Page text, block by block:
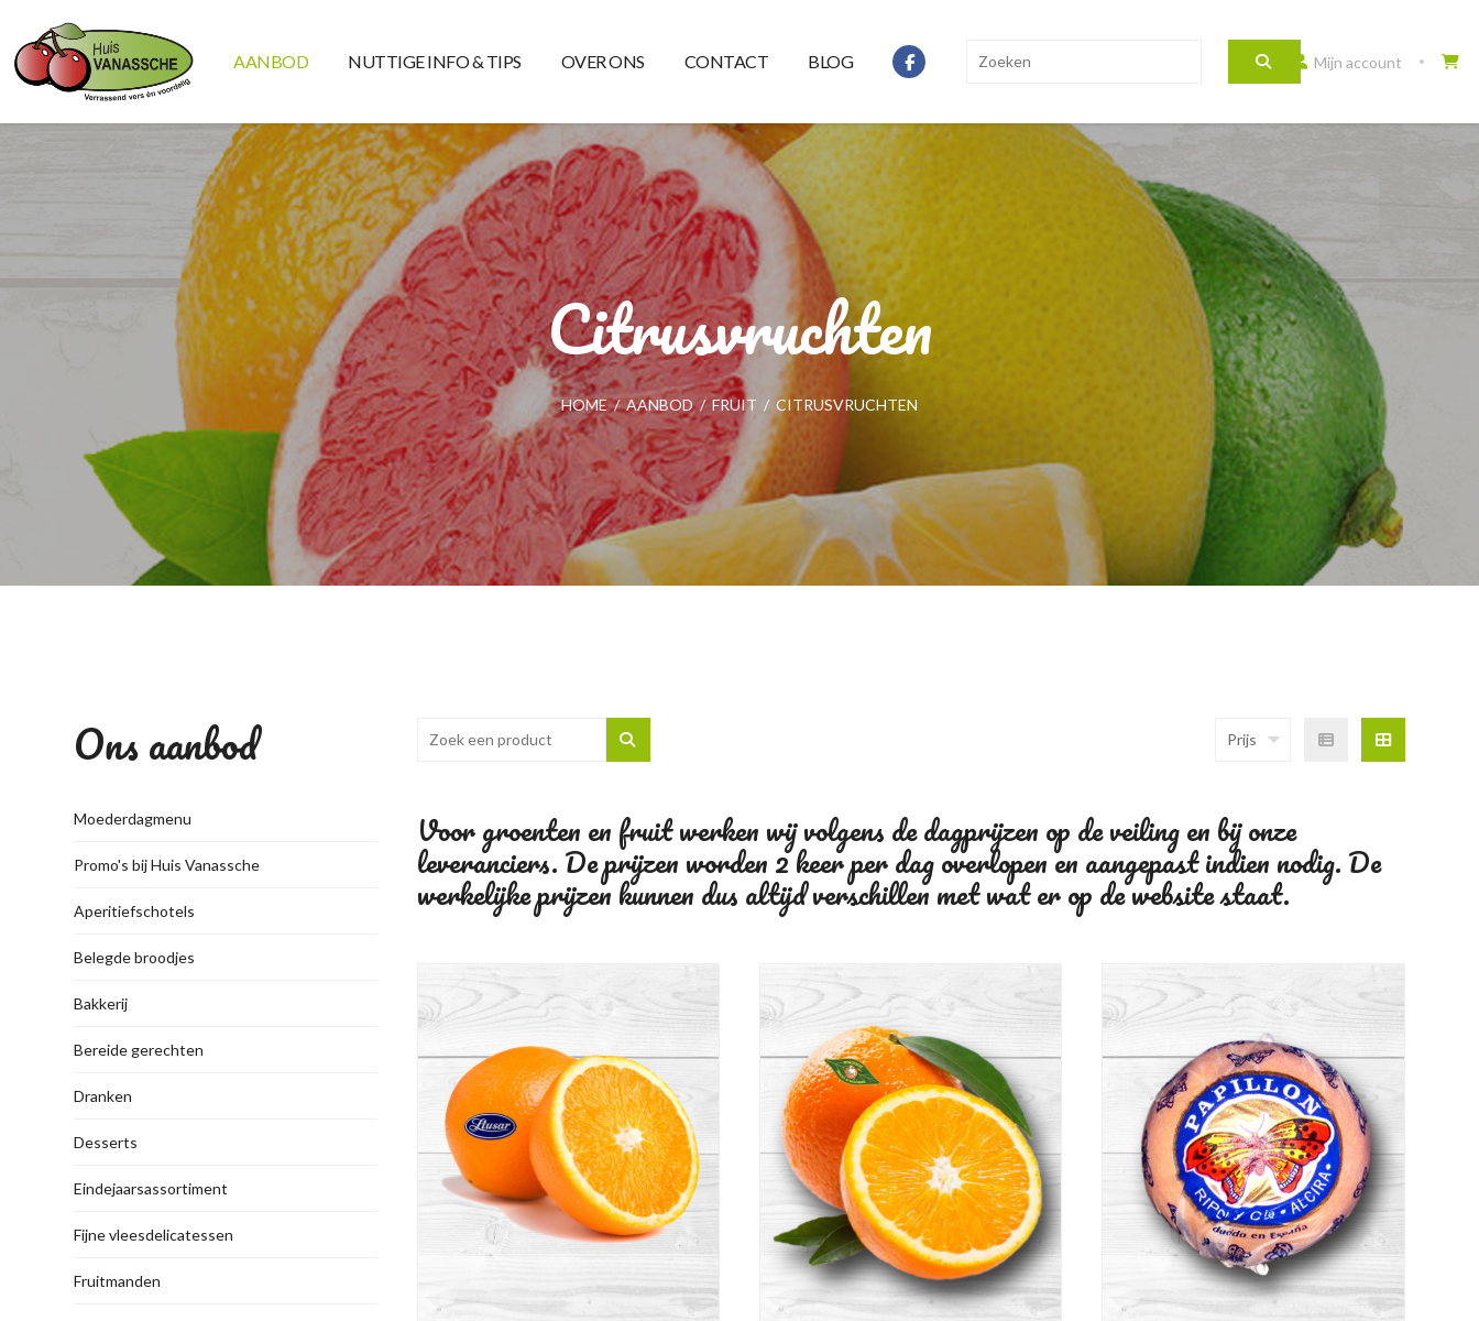
AANBOD NUTTIGE INFO & TIPS OVER ONS CONTACT BLOG Mijn account
Citrusvruchten
HOME / AANBOD / FRUIT / CITRUSVRUCHTEN
Ons aanbod
Moederdagmenu
Promo's bij Huis Vanassche
Aperitiefschotels
Belegde broodjes
Bakkerij
Bereide gerechten
Dranken
Desserts
Eindejaarsassortiment
Fijne vleesdelicatessen
Fruitmanden
Prijs
Voor groenten en fruit werken wij volgens de dagprijzen op de veiling en bij onze
leveranciers. De prijzen worden 2 keer per dag overlopen en aangepast indien nodig. De
werkelijke prijzen kunnen dus altijd verschillen met wat er op de website staat.